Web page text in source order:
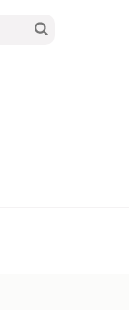
Rechercher :